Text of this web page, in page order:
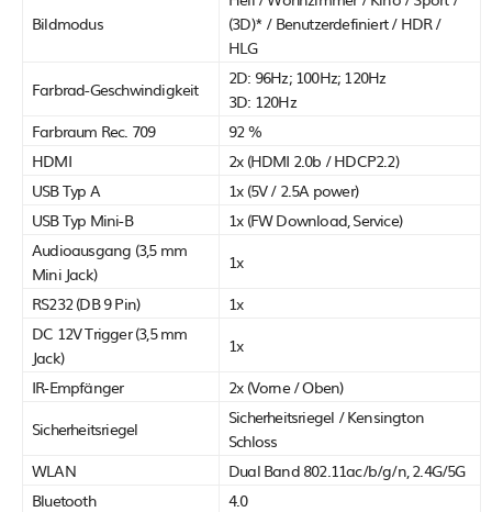
Bildmodus
(3D)* / Benutzerdefiniert / HDR /
HLG
Farbrad-Geschwindigkeit
2D: 96Hz; 100Hz; 120Hz
3D: 120Hz
Farbraum Rec. 709
92 %
HDMI
2x (HDMI 2.0b / HDCP2.2)
USB Typ A
1x (5V / 2.5A power)
USB Typ Mini-B
1x (FW Download, Service)
Audioausgang (3,5 mm
Mini Jack)
1x
RS232 (DB 9 Pin)
1x
DC 12V Trigger (3,5 mm
Jack)
1x
IR-Empfänger
2x (Vorne / Oben)
Sicherheitsriegel
Sicherheitsriegel / Kensington
Schloss
WLAN
Dual Band 802.11ac/b/g/n, 2.4G/5G
Bluetooth
4.0